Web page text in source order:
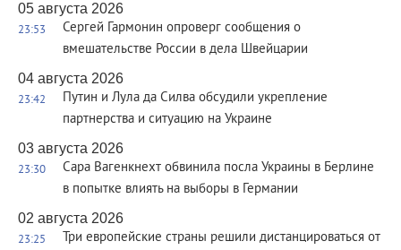
05 августа 2026
23:53
Сергей Гармонин опроверг сообщения о
вмешательстве России в дела Швейцарии
04 августа 2026
23:42
Путин и Лула да Силва обсудили укрепление
партнерства и ситуацию на Украине
03 августа 2026
23:30
Сара Вагенкнехт обвинила посла Украины в Берлине
в попытке влиять на выборы в Германии
02 августа 2026
23:25
Три европейские страны решили дистанцироваться от